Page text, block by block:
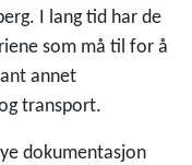
I lang tid har de
som må til for å
annet
transport.
dokumentasjon